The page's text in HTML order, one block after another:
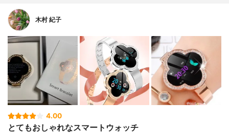
木村 紀子
4.00
とてもおしゃれなスマートウォッチ